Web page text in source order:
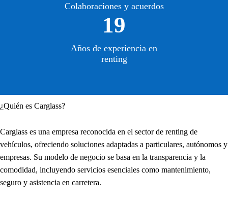
Colaboraciones y acuerdos
19
Años de experiencia en
renting
¿Quién es Carglass?
Carglass es una empresa reconocida en el sector de renting de
vehículos, ofreciendo soluciones adaptadas a particulares, autónomos y
empresas. Su modelo de negocio se basa en la transparencia y la
comodidad, incluyendo servicios esenciales como mantenimiento,
seguro y asistencia en carretera.